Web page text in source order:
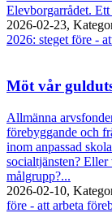
Elevborgarrådet. Ett
2026-02-23,
2026: steget före -
Möt vår
Allmänna
förebyggande och
inom anpassad
socialtjänsten?
målgrupp?...
2026-02-10,
före - att arbeta